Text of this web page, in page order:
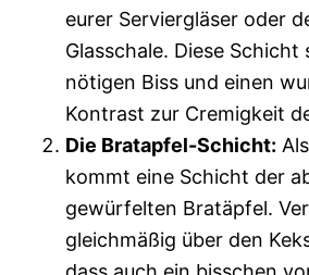
eurer Serviergläser oder
Glasschale. Diese
nötigen Biss und einen
Kontrast zur Cremigkeit
Die Bratapfel-Schicht:
kommt eine Schicht der
gewürfelten Bratäpfel.
gleichmäßig über den